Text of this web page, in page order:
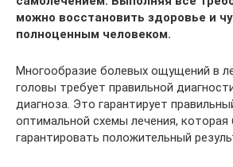
можно восстановить здоровье и
полноценным человеком.
Многообразие болевых ощущений в
головы требует правильной
диагноза. Это гарантирует
оптимальной схемы лечения, которая
гарантировать положительный